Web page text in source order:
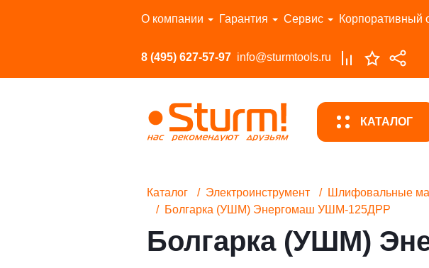
О компании Гарантия Сервис Корпоративный
8 (495) 627-57-97 info@sturmtools.ru
КАТАЛОГ
Перейти в каталог
Каталог Электроинструмент Шлифовальные
Болгарка (УШМ) Энергомаш УШМ-125ДРР
Болгарка (УШМ)